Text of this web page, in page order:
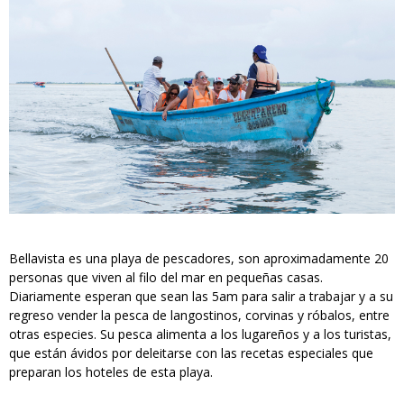
Bellavista es una playa de pescadores, son aproximadamente 20
personas que viven al filo del mar en pequeñas casas.
Diariamente esperan que sean las 5am para salir a trabajar y a su
regreso vender la pesca de langostinos, corvinas y róbalos, entre
otras especies. Su pesca alimenta a los lugareños y a los turistas,
que están ávidos por deleitarse con las recetas especiales que
preparan los hoteles de esta playa.